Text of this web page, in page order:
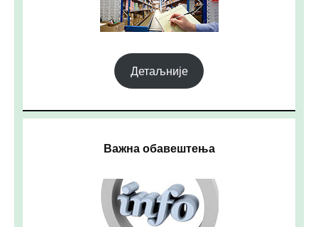
Детаљније
Важна обавештења